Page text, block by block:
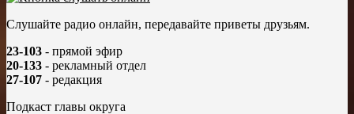
Слушайте радио онлайн, передавайте приветы друзьям.
23-103 - прямой эфир
20-133 - рекламный отдел
27-107 - редакция
Подкаст главы округа